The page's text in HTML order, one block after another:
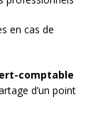
en cas de
comptable
d’un point